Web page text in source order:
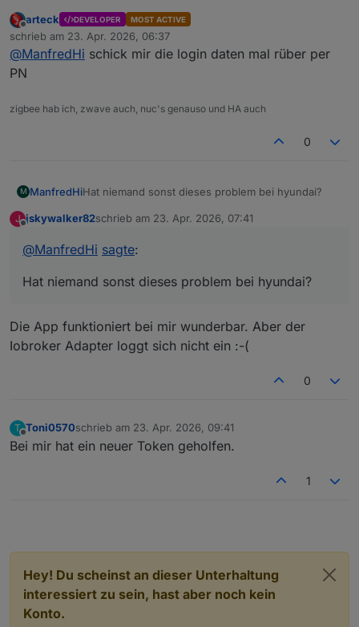
#
parsed =
        qs = parse_qs(parsed.query)
        if "code" not in qs:
log.debug("Gefundener Code: %s",
tokens = exchange_code(token_url,
    except TimeoutException:
log.error("Timeout – Login nicht
        driver.quit()
if __name__ == "__main__":
"@
$code | Out-File -FilePath
Offline
arteck DEVELOPER MOST ACTIVE
schrieb am 23. Apr. 2026, 06:37
zuletzt editiert von
@ManfredHi schick mir die login daten mal rüber per
PN
zigbee hab ich, zwave auch, nuc's genauso und HA auch
0
M ManfredHiHat niemand sonst dieses problem bei hyundai?
J jskywalker82schrieb am 23. Apr. 2026, 07:41
zuletzt editiert von
@ManfredHi sagte:
Hat niemand sonst dieses problem bei hyundai?
Die App funktioniert bei mir wunderbar. Aber der
Iobroker Adapter loggt sich nicht ein :-(
0
T
Offline
Toni0570schrieb am 23. Apr. 2026, 09:41
zuletzt editiert von
Bei mir hat ein neuer Token geholfen.
1
Hey! Du scheinst an dieser Unterhaltung
interessiert zu sein, hast aber noch kein
Konto.